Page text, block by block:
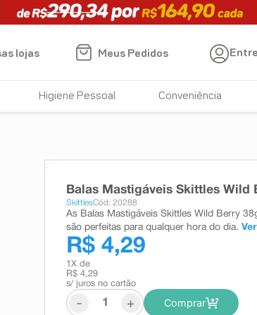
lojas
Meus Pedidos
Higiene Pessoal Conveniência
Balas Mastigáveis Skittles Wild
SkittlesCód: 20288
As Balas Mastigáveis Skittles Wild Berry
são perfeitas para qualquer hora do dia.
R$ 4,29
1 X de
R$ 4,29
s/ juros no cartão
- + Comprar